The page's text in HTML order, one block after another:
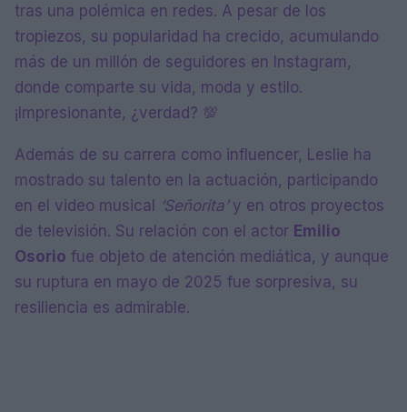
tras una polémica en redes. A pesar de los
tropiezos, su popularidad ha crecido, acumulando
más de un millón de seguidores en Instagram,
donde comparte su vida, moda y estilo.
¡Impresionante, ¿verdad? 💯
Además de su carrera como influencer, Leslie ha
mostrado su talento en la actuación, participando
en el video musical
‘Señorita’ y en otros proyectos
de televisión. Su relación con el actor Emilio
Osorio fue objeto de atención mediática, y aunque
su ruptura en mayo de 2025 fue sorpresiva, su
resiliencia es admirable.